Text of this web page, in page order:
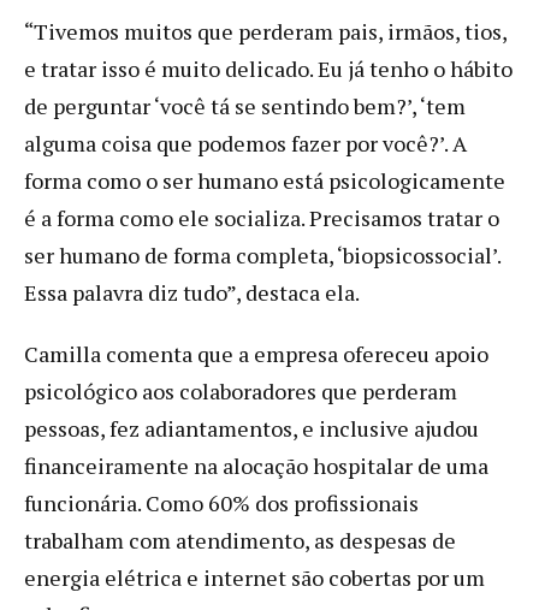
“Tivemos muitos que perderam pais, irmãos, tios,
e tratar isso é muito delicado. Eu já tenho o hábito
de perguntar ‘você tá se sentindo bem?’, ‘tem
alguma coisa que podemos fazer por você?’. A
forma como o ser humano está psicologicamente
é a forma como ele socializa. Precisamos tratar o
ser humano de forma completa, ‘biopsicossocial’.
Essa palavra diz tudo”, destaca ela.
Camilla comenta que a empresa ofereceu apoio
psicológico aos colaboradores que perderam
pessoas, fez adiantamentos, e inclusive ajudou
financeiramente na alocação hospitalar de uma
funcionária. Como 60% dos profissionais
trabalham com atendimento, as despesas de
energia elétrica e internet são cobertas por um